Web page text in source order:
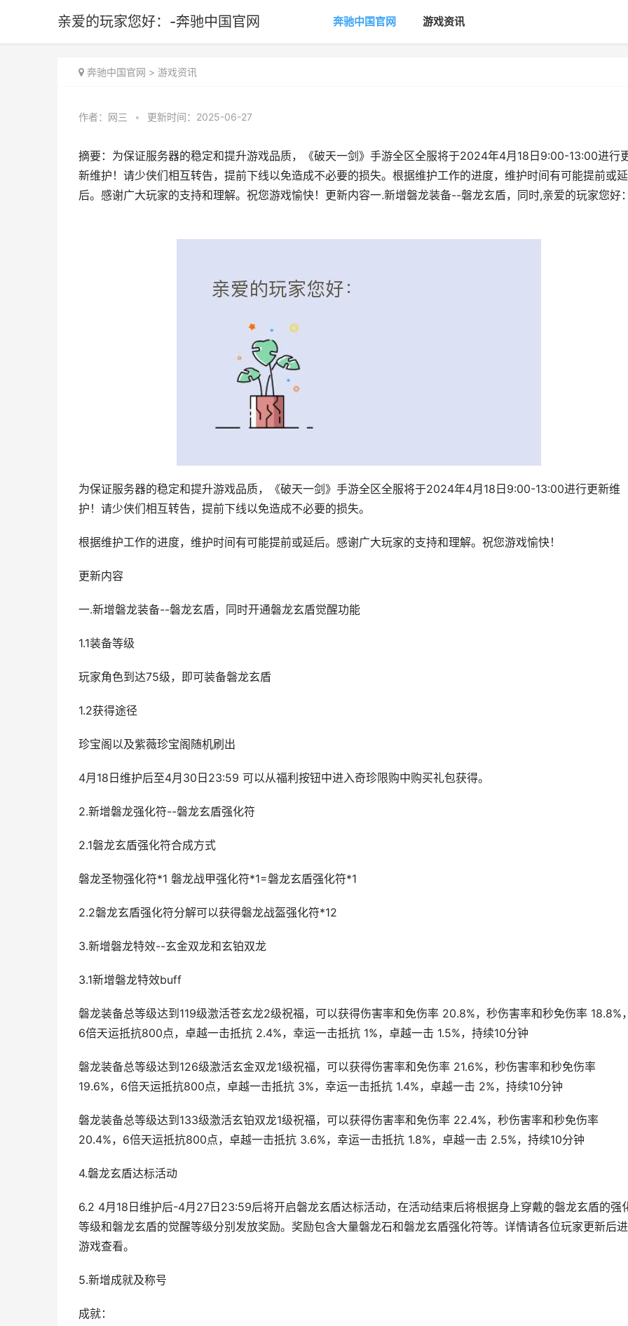
亲爱的玩家您好：-奔驰中国官网 奔驰中国官网 游戏资讯
奔驰中国官网 > 游戏资讯
作者： 网三 • 更新时间：2025-06-27
摘要：为保证服务器的稳定和提升游戏品质，《破天一剑》手游全区全服将于2024年4月18日9:00-13:00进行
新维护！请少侠们相互转告，提前下线以免造成不必要的损失。根据维护工作的进度，维护时间有可能提前或延
后。感谢广大玩家的支持和理解。祝您游戏愉快！更新内容一.新增磐龙装备--磐龙玄盾，同时,亲爱的玩家您好
为保证服务器的稳定和提升游戏品质，《破天一剑》手游全区全服将于2024年4月18日9:00-13:00进行更新维
护！请少侠们相互转告，提前下线以免造成不必要的损失。
根据维护工作的进度，维护时间有可能提前或延后。感谢广大玩家的支持和理解。祝您游戏愉快！
更新内容
一.新增磐龙装备--磐龙玄盾，同时开通磐龙玄盾觉醒功能
1.1装备等级
玩家角色到达75级，即可装备磐龙玄盾
1.2获得途径
珍宝阁以及紫薇珍宝阁随机刷出
4月18日维护后至4月30日23:59 可以从福利按钮中进入奇珍限购中购买礼包获得。
2.新增磐龙强化符--磐龙玄盾强化符
2.1磐龙玄盾强化符合成方式
磐龙圣物强化符*1 磐龙战甲强化符*1=磐龙玄盾强化符*1
2.2磐龙玄盾强化符分解可以获得磐龙战盔强化符*12
3.新增磐龙特效--玄金双龙和玄铂双龙
3.1新增磐龙特效buff
磐龙装备总等级达到119级激活苍玄龙2级祝福，可以获得伤害率和免伤率 20.8%，秒伤害率和秒免伤率 18.8%
6倍天运抵抗800点，卓越一击抵抗 2.4%，幸运一击抵抗 1%，卓越一击 1.5%，持续10分钟
磐龙装备总等级达到126级激活玄金双龙1级祝福，可以获得伤害率和免伤率 21.6%，秒伤害率和秒免伤率
19.6%，6倍天运抵抗800点，卓越一击抵抗 3%，幸运一击抵抗 1.4%，卓越一击 2%，持续10分钟
磐龙装备总等级达到133级激活玄铂双龙1级祝福，可以获得伤害率和免伤率 22.4%，秒伤害率和秒免伤率
20.4%，6倍天运抵抗800点，卓越一击抵抗 3.6%，幸运一击抵抗 1.8%，卓越一击 2.5%，持续10分钟
4.磐龙玄盾达标活动
6.2 4月18日维护后-4月27日23:59后将开启磐龙玄盾达标活动，在活动结束后将根据身上穿戴的磐龙玄盾的强
等级和磐龙玄盾的觉醒等级分别发放奖励。奖励包含大量磐龙石和磐龙玄盾强化符等。详情请各位玩家更新后
游戏查看。
5.新增成就及称号
成就：